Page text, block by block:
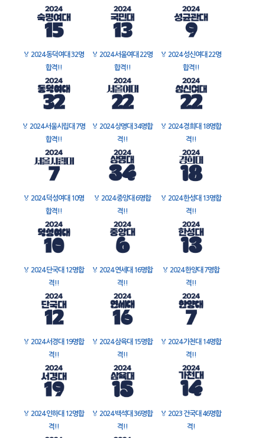
🏅 2024 동덕여대 32명
합격!!
🏅 2024 서울여대 22명
합격!!
🏅 2024 성신여대 22명
합격!!
🏅 2024 서울시립대 7명
합격!!
🏅 2024 상명대 34명합
격!!
🏅 2024 경희대 18명합
격!!
🏅 2024 덕성여대 10명
합격!!
🏅 2024 중앙대 6명합
격!!
🏅 2024 한성대 13명합
격!!
🏅 2024 단국대 12명합
격!!
🏅 2024 연세대 16명합
격!!
🏅 2024 한양대 7명합
격!!
🏅 2024 서경대 19명합
격!!
🏅 2024 삼육대 15명합
격!!
🏅 2024 가천대 14명합
격!!
🏅 2024 인하대 12명합
격!!
🏅 2024 백석대 36명합
격!!
🏅 2023 건국대 46명합
격!